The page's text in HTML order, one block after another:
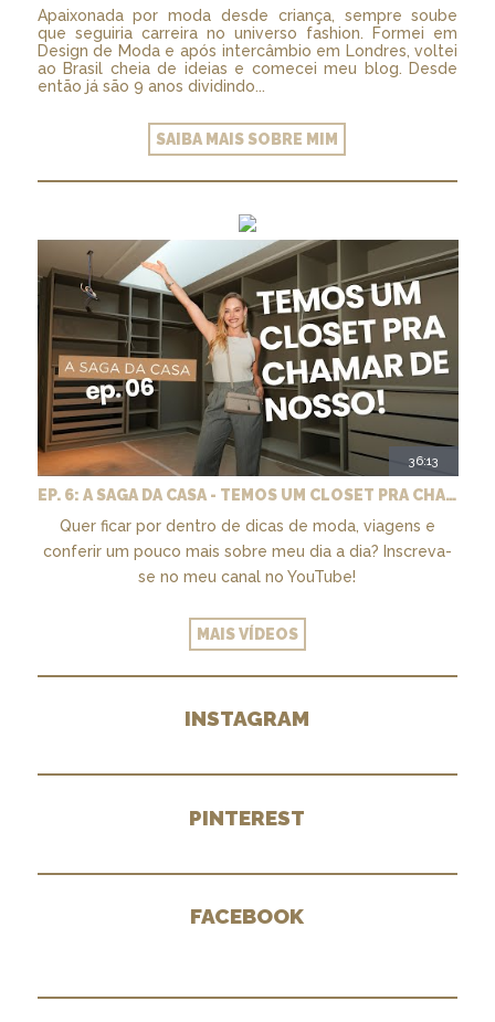
Apaixonada por moda desde criança, sempre soube
que seguiria carreira no universo fashion. Formei em
Design de Moda e após intercâmbio em Londres, voltei
ao Brasil cheia de ideias e comecei meu blog. Desde
então já são 9 anos dividindo...
SAIBA MAIS SOBRE MIM
36:13
EP. 6: A SAGA DA CASA - TEMOS UM CLOSET PRA CHAMAR DE NOSSO + MARCENARIA E PAISAGISMO
Quer ficar por dentro de dicas de moda, viagens e
conferir um pouco mais sobre meu dia a dia? Inscreva-
se no meu canal no YouTube!
MAIS VÍDEOS
INSTAGRAM
PINTEREST
FACEBOOK